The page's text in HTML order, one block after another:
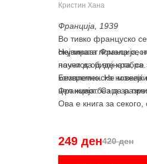
Кристин Хана
Франција, 1939
Во тивко француско
окупираат Франција,
научи да биде
Нејзината помала
почеток од војната,
комплетно. Не
Франција без да
Безвременска новела
цел живот. Сага за
Ова е книга за секого,
420 ден
249 ден